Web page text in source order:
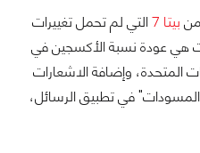
من بيتا 7
التي لم تحمل تغييرات
هي عودة نسبة الأكسجين في
المتحدة، وإضافة الاشعارات
في تطبيق الرسائل،